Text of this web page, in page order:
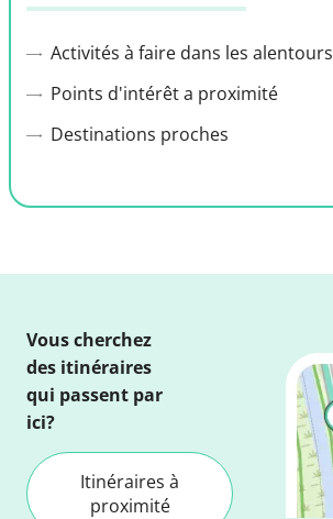
Activités à faire dans les alentours
Points d'intérêt a proximité
Destinations proches
Vous cherchez
des itinéraires
qui passent par
ici?
Itinéraires à
proximité